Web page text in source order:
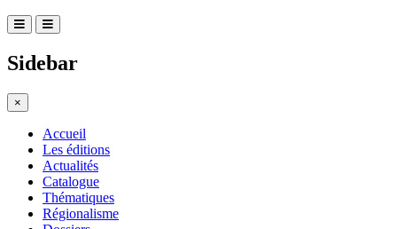
Sidebar
×
Accueil
Les éditions
Actualités
Catalogue
Thématiques
Régionalisme